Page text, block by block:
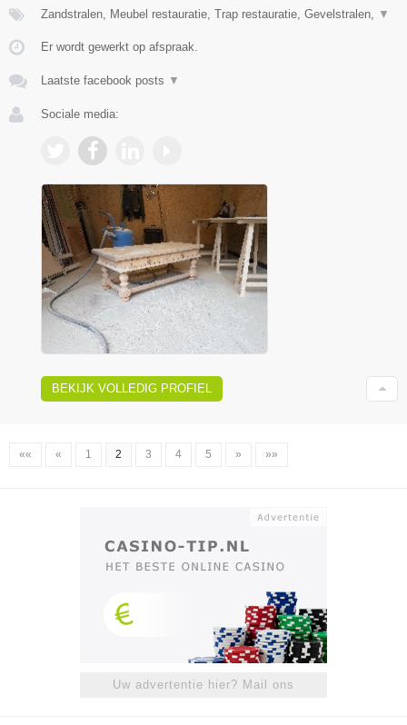
Zandstralen, Meubel restauratie, Trap restauratie, Gevelstralen, ▼
Er wordt gewerkt op afspraak.
Laatste facebook posts ▼
Sociale media:
BEKIJK VOLLEDIG PROFIEL
«« « 1 2 3 4 5 » »»
Uw advertentie hier? Mail ons